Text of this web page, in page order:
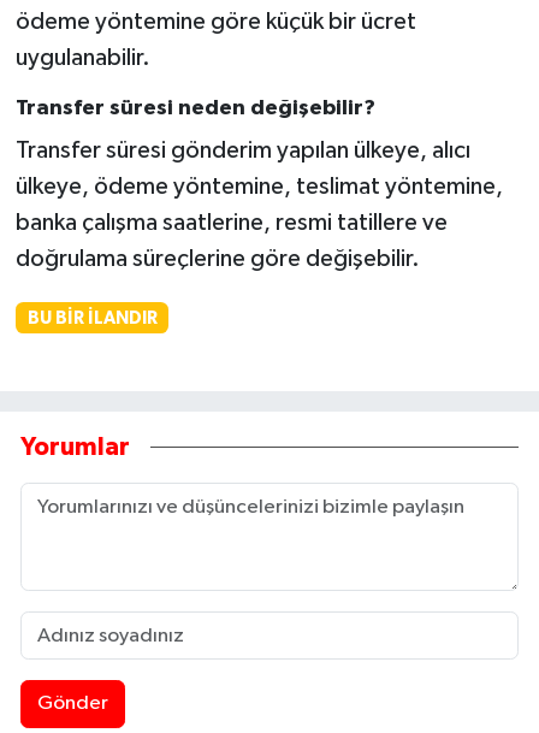
ödeme yöntemine göre küçük bir ücret
uygulanabilir.
Transfer süresi neden değişebilir?
Transfer süresi gönderim yapılan ülkeye, alıcı
ülkeye, ödeme yöntemine, teslimat yöntemine,
banka çalışma saatlerine, resmi tatillere ve
doğrulama süreçlerine göre değişebilir.
BU BIR İLANDIR
Yorumlar
Gönder